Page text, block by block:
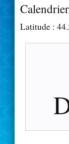
Latitude :